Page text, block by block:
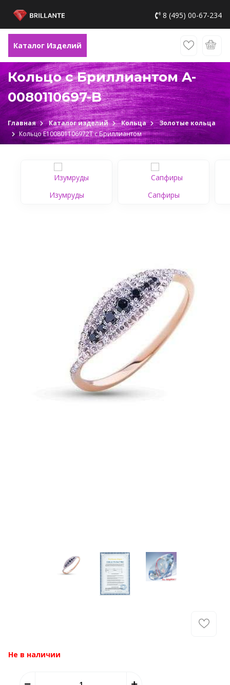
8 (495) 00-67-234
Каталог Изделий
Кольцо с Бриллиантом A-
0080110697-B
Главная Каталог изделий Кольца
Золотые кольца
Кольцо Е100801106972Т c Бриллиантом
Изумруды Сапфиры
Не в наличии